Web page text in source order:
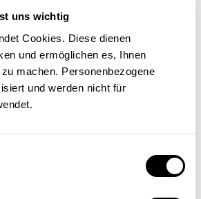
uns wichtig
Cookies. Diese dienen
und ermöglichen es, Ihnen
machen. Personenbezogene
und werden nicht für